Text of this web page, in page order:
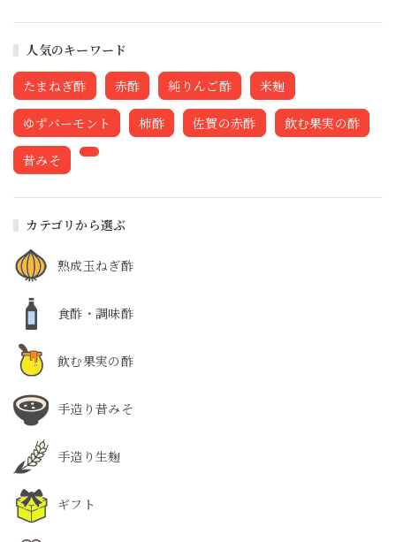
人気のキーワード
たまねぎ酢 赤酢 純りんご酢 米麹
ゆずバーモント 柿酢 佐賀の赤酢 飲む果実の酢
昔みそ
カテゴリから選ぶ
熟成玉ねぎ酢
食酢・調味酢
飲む果実の酢
手造り昔みそ
手造り生麹
ギフト